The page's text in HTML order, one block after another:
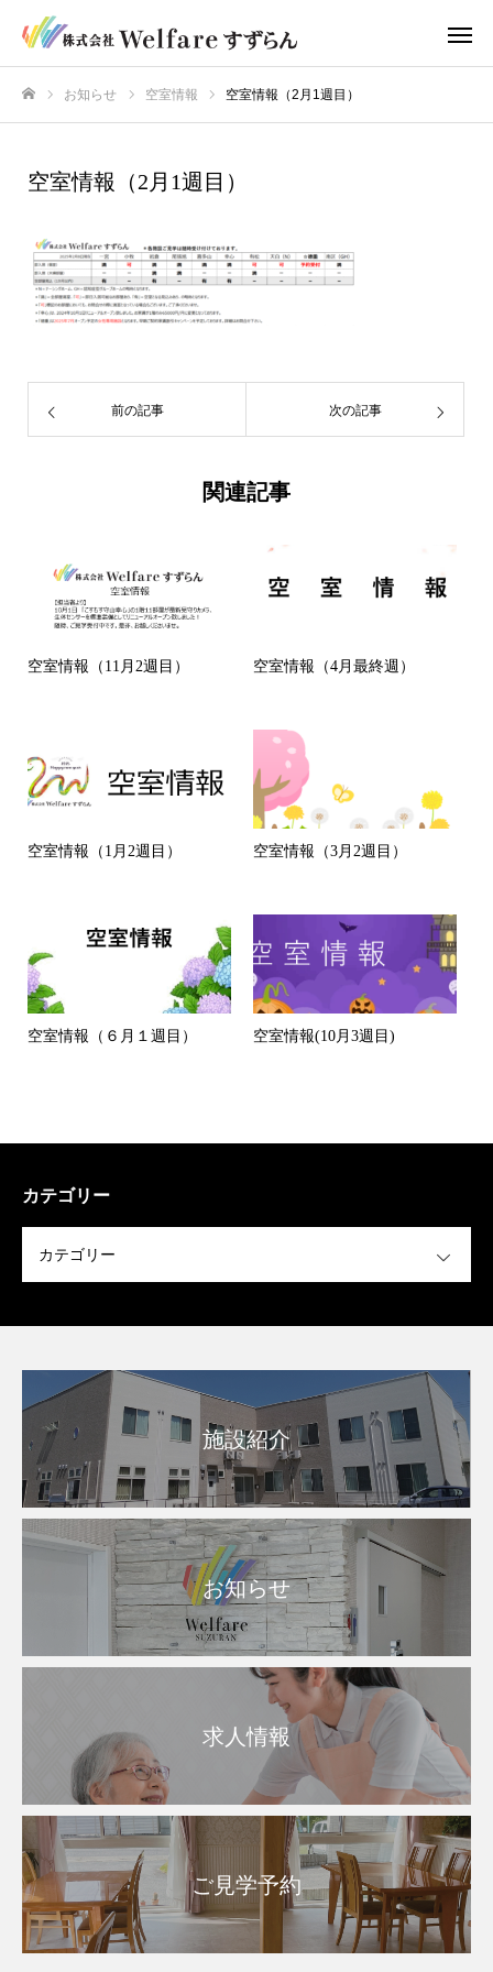
お知らせ 空室情報 空室情報（2月1週目）
空室情報（2月1週目）
前の記事 次の記事
関連記事
空室情報（11月2週目） 空室情報（4月最終週）
空室情報（1月2週目） 空室情報（3月2週目）
空室情報（６月１週目） 空室情報(10月3週目)
カテゴリー
施設紹介
お知らせ
求人情報
ご見学予約